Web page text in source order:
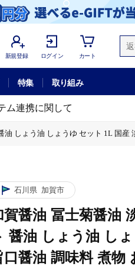
新規登録 ログイン カート
特集 取り組み
ム連携に関して
しょう油 しょうゆ セット 1L 国産
石川県 加賀市
賀醤油 冨士菊醤油
醤油 しょう油 し
口醤油 調味料 煮物